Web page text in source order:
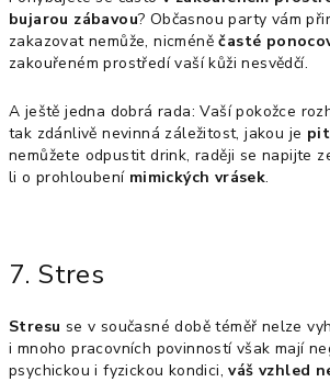
bujarou zábavou? Občasnou party vám
zakazovat nemůže, nicméněčasté
zakouřeném prostředí vaší kůži nesvědčí.
A ještě jedna dobrá rada: Vaší pokožce
tak zdánlivě nevinná záležitost, jakou je
nemůžete odpustit drink, raději se napijte
li o prohloubení mimických vrásek.
7. Stres
Stresu se v současné době téměř nelze
i mnoho pracovních povinností však mají
psychickou i fyzickou kondici,váš vzhled